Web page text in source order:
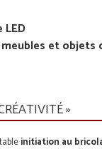
LED
et objets
»
initiation au